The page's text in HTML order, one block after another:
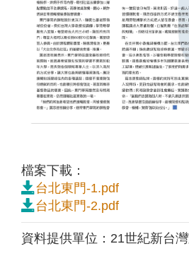
檔案下載：
台北東門-1.pdf
台北東門-2.pdf
資料提供單位： 21世紀新台